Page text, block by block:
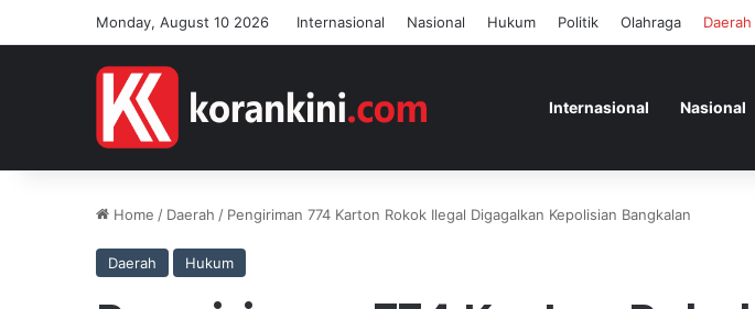
Monday, August 10 2026 Internasional Nasional Hukum Politik Olahraga Daerah
Internasional Nasional
Home / Daerah / Pengiriman 774 Karton Rokok Ilegal Digagalkan Kepolisian Bangkalan
Daerah Hukum